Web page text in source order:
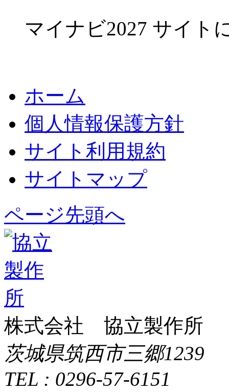
マイナビ2027 サイト
ホーム
個人情報保護方針
サイト利用規約
サイトマップ
ページ先頭へ
株式会社 協立製作所
茨城県筑西市三郷1239
TEL : 0296-57-6151